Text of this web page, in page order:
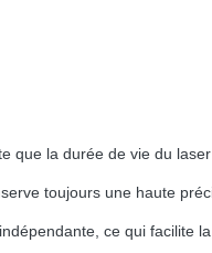
que la durée de vie du
toujours une haute
ce qui facilite